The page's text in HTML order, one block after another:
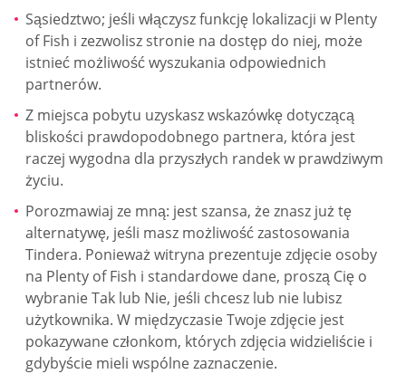
Sąsiedztwo; jeśli włączysz funkcję lokalizacji w Plenty
of Fish i zezwolisz stronie na dostęp do niej, może
istnieć możliwość wyszukania odpowiednich
partnerów.
Z miejsca pobytu uzyskasz wskazówkę dotyczącą
bliskości prawdopodobnego partnera, która jest
raczej wygodna dla przyszłych randek w prawdziwym
życiu.
Porozmawiaj ze mną: jest szansa, że znasz już tę
alternatywę, jeśli masz możliwość zastosowania
Tindera. Ponieważ witryna prezentuje zdjęcie osoby
na Plenty of Fish i standardowe dane, proszą Cię o
wybranie Tak lub Nie, jeśli chcesz lub nie lubisz
użytkownika. W międzyczasie Twoje zdjęcie jest
pokazywane członkom, których zdjęcia widzieliście i
gdybyście mieli wspólne zaznaczenie.